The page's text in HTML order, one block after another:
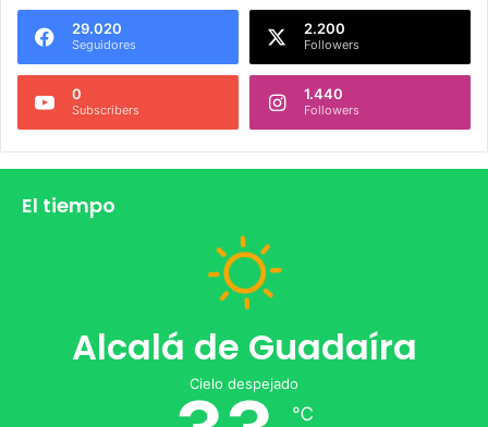
29.020
Seguidores
2.200
Followers
0
Subscribers
1.440
Followers
El tiempo
Alcalá de Guadaíra
Cielo despejado
℃